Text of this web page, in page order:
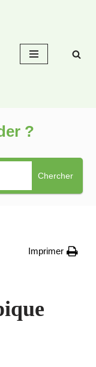
?
Chercher
Imprimer